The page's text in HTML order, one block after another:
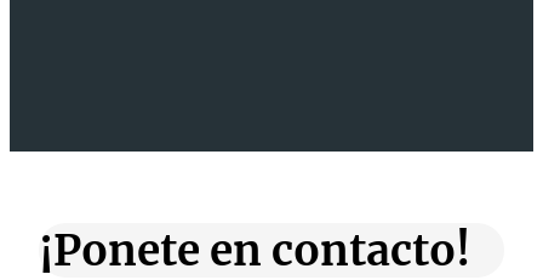
¡Ponete en contacto!